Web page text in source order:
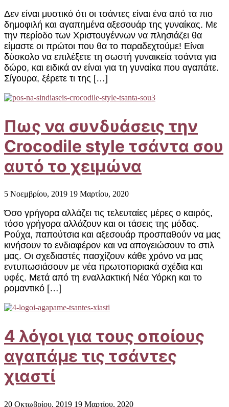
Δεν είναι μυστικό ότι οι τσάντες είναι ένα από τα πιο
δημοφιλή και αγαπημένα αξεσουάρ της γυναίκας. Με
την περίοδο των Χριστουγέννων να πλησιάζει θα
είμαστε οι πρώτοι που θα το παραδεχτούμε! Είναι
δύσκολο να επιλέξετε τη σωστή γυναικεία τσάντα για
δώρο, και ειδικά αν είναι για τη γυναίκα που αγαπάτε.
Σίγουρα, ξέρετε τι της […]
Πως να συνδυάσεις την
Crocodile style τσάντα σου
αυτό το χειμώνα
5 Νοεμβρίου, 2019 19 Μαρτίου, 2020
Όσο γρήγορα αλλάζει τις τελευταίες μέρες ο καιρός,
τόσο γρήγορα αλλάζουν και οι τάσεις της μόδας.
Ρούχα, παπούτσια και αξεσουάρ προσπαθούν να μας
κινήσουν το ενδιαφέρον και να απογειώσουν το στιλ
μας. Οι σχεδιαστές πασχίζουν κάθε χρόνο να μας
εντυπωσιάσουν με νέα πρωτοποριακά σχέδια και
υφές. Μετά από τη εναλλακτική Νέα Υόρκη και το
ρομαντικό […]
4 λόγοι για τους οποίους
αγαπάμε τις τσάντες
χιαστί
20 Οκτωβρίου, 2019 19 Μαρτίου, 2020